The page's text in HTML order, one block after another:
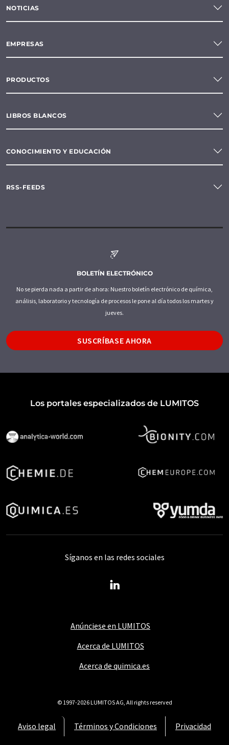
NOTICIAS
EMPRESAS
PRODUCTOS
LIBROS BLANCOS
CONOCIMIENTO Y EDUCACIÓN
RSS-FEEDS
BOLETÍN ELECTRÓNICO
No se pierda nada a partir de ahora: Nuestro boletín electrónico de química,
análisis, laboratorio y tecnología de procesos le pone al día todos los martes y
jueves.
SUSCRÍBASE AHORA
Los portales especializados de LUMITOS
Anúnciese en LUMITOS
Acerca de LUMITOS
Acerca de quimica.es
Aviso legal Términos y Condiciones Privacidad
Síganos en las redes sociales
© 1997-2026 LUMITOS AG, All rights reserved